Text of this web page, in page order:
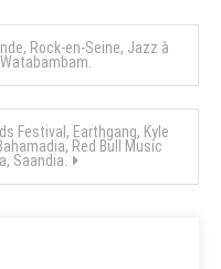
Rock-en-Seine, Jazz à
Festival, Earthgang, Kyle
Red Bull Music
Saandia.